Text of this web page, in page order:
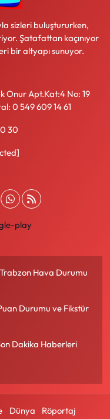
sizleri buluştururken,
Şatafattan kaçınıyor
bir altyapı sunuyor.
Onur Apt.Kat:4 No: 19
0 549 609 14 61
30
Trabzon Hava Durumu
Durumu ve Fikstür
Dakika Haberleri
Dünya
Röportaj